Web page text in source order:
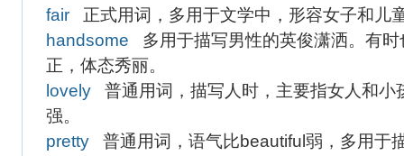
fair 正式用词，多用于文学中，形容女子和儿
handsome 多用于描写男性的英俊潇洒。有
正，体态秀丽。
lovely 普通用词，描写人时，主要指女人和小
强。
pretty 普通用词，语气比beautiful弱，多用于